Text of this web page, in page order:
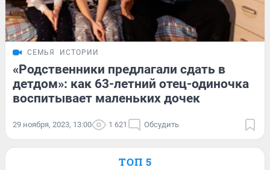
СЕМЬЯ ИСТОРИИ
«Родственники предлагали сдать в
детдом»: как 63-летний отец-одиночка
воспитывает маленьких дочек
29 ноября, 2023, 13:00 1 621 Обсудить
ТОП 5